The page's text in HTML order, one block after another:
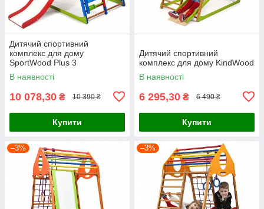
Дитячий спортивний
комплекс для дому
SportWood Plus 3
В наявності
10 078,30 ₴ 10 390 ₴
Купити
Дитячий спортивний
комплекс для дому KindWood
В наявності
6 295,30 ₴ 6 490 ₴
Купити
–3% –3%